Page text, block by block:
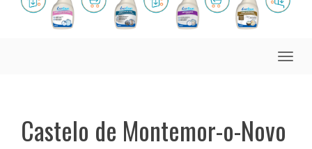
Toggle
Castelo de Montemor-o-Novo